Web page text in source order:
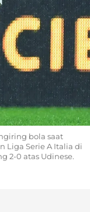
bola saat
Liga Serie A Italia di
2-0 atas Udinese.